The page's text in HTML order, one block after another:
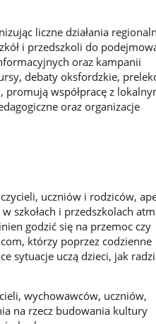
liczne działania
i przedszkoli do
oraz kampanii
debaty oksfordzkie,
promują współpracę z
oraz organizacje
uczniów i rodziców,
szkołach i przedszkolach
godzić się na przemoc czy
którzy poprzez codzienne
sytuacje uczą dzieci, jak
wychowawców, uczniów,
na rzecz budowania kultury